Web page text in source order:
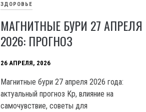
ЗДОРОВЬЕ
МАГНИТНЫЕ БУРИ 27 АПРЕЛЯ
2026: ПРОГНОЗ
26 АПРЕЛЯ, 2026
Магнитные бури 27 апреля 2026 года:
актуальный прогноз Kp, влияние на
самочувствие, советы для